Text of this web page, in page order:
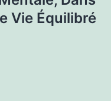
Vie Équilibré